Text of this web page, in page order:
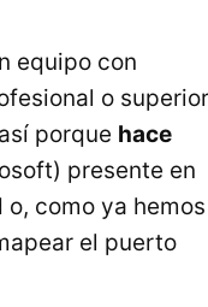
equipo con
o superior
porque hace
presente en
como ya hemos
el puerto